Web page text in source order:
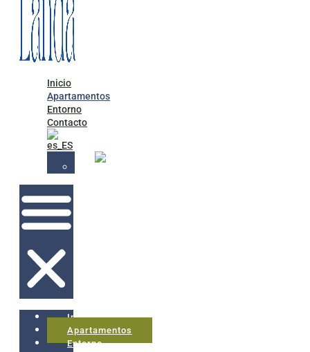
Inicio
Apartamentos
Entorno
Contacto
Inicio
Apartamentos
Entorno